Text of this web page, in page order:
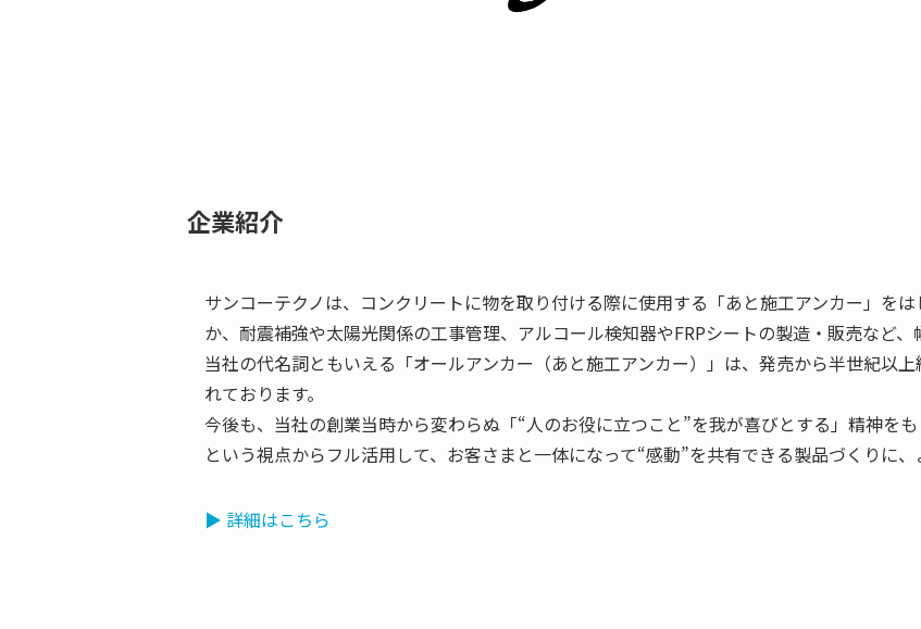
企業紹介
サンコーテクノは、コンクリートに物を取り付ける際に使用する「あと施工アンカー」を
か、耐震補強や太陽光関係の工事管理、アルコール検知器やFRPシートの製造・販売など、
当社の代名詞ともいえる「オールアンカー（あと施工アンカー）」は、発売から半世紀以
れております。
今後も、当社の創業当時から変わらぬ「“人のお役に立つこと”を我が喜びとする」精神を
という視点からフル活用して、お客さまと一体になって“感動”を共有できる製品づくりに、
▶︎ 詳細はこちら